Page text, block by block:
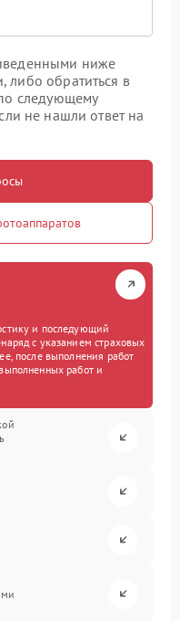
ниже
либо обратиться в
следующему
не нашли ответ на
и последующий
с указанием страховых
после выполнения работ
работ и